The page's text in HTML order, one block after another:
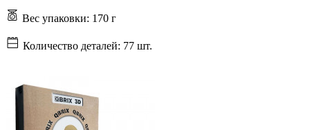
Вес упаковки: 170 г
Количество деталей: 77 шт.